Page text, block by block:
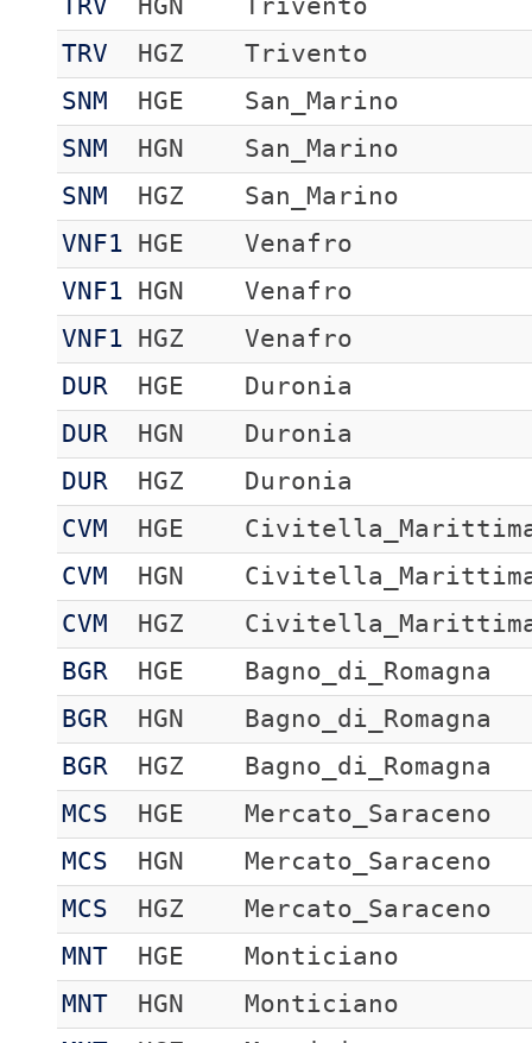
TRV
HGN
Trivento
TRV
HGZ
Trivento
SNM
HGE
San_Marino
SNM
HGN
San_Marino
SNM
HGZ
San_Marino
VNF1
HGE
Venafro
VNF1
HGN
Venafro
VNF1
HGZ
Venafro
DUR
HGE
Duronia
DUR
HGN
Duronia
DUR
HGZ
Duronia
CVM
HGE
CVM
HGN
CVM
HGZ
BGR
HGE
Bagno_di_Romagna
BGR
HGN
Bagno_di_Romagna
BGR
HGZ
Bagno_di_Romagna
MCS
HGE
Mercato_Saraceno
MCS
HGN
Mercato_Saraceno
MCS
HGZ
Mercato_Saraceno
MNT
HGE
Monticiano
MNT
HGN
Monticiano